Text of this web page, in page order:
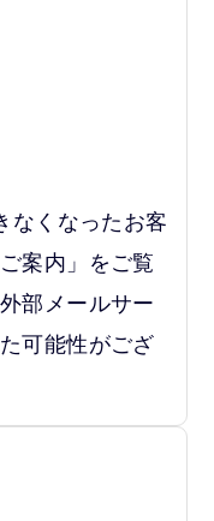
なくなったお客
案内」をご覧
部メールサー
可能性がござ